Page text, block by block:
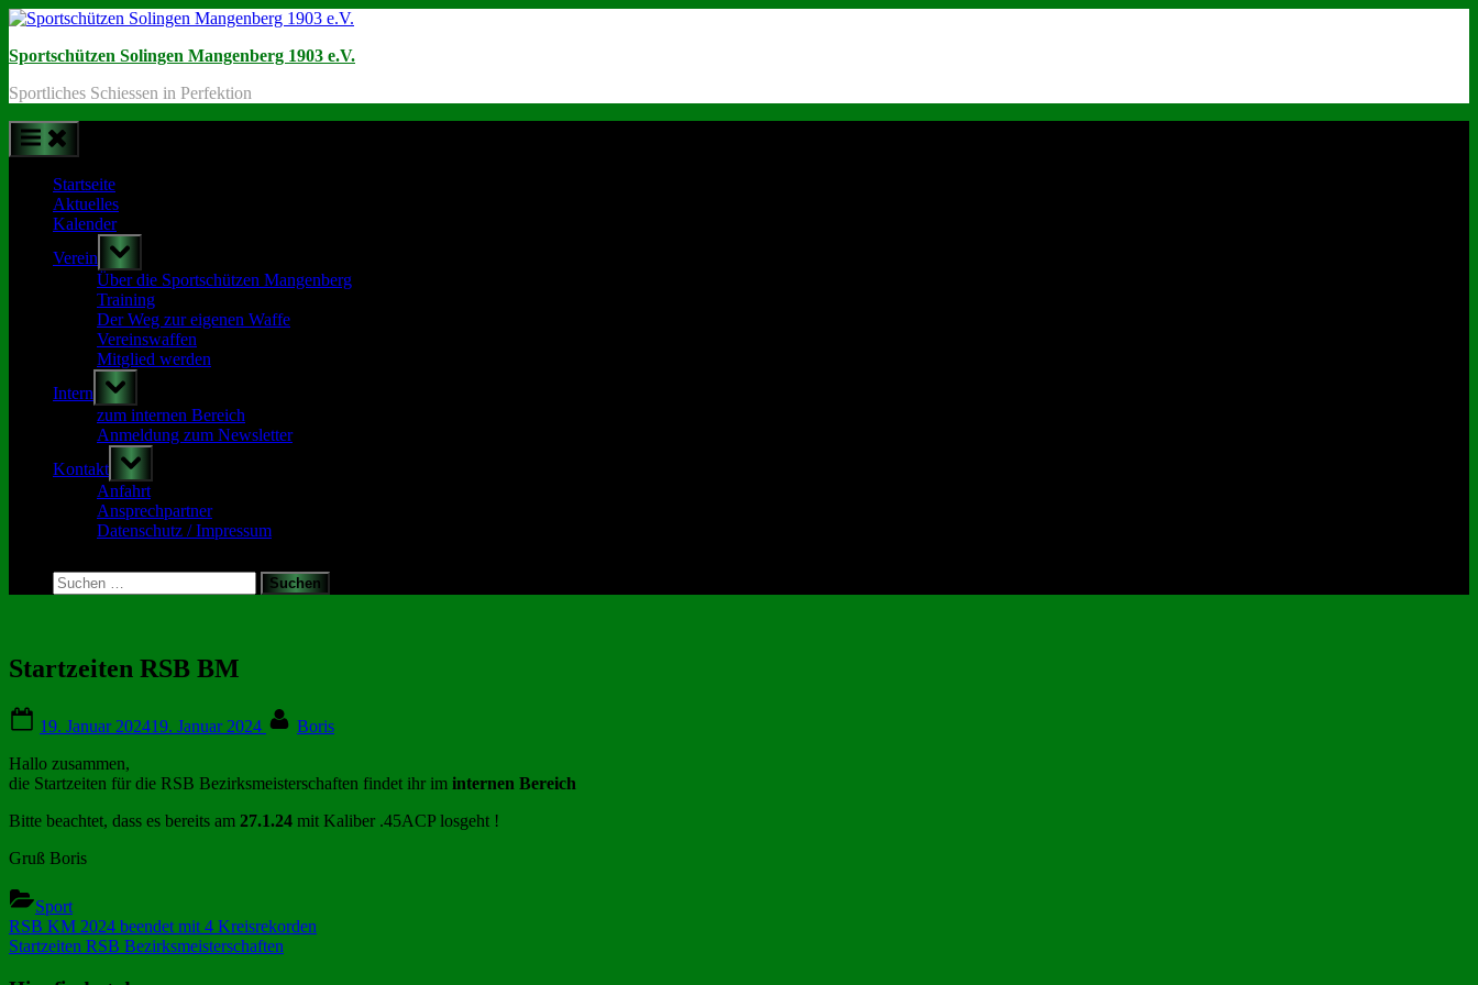
Skip
content
Sportschützen Solingen Mangenberg 1903 e.V.
Sportliches Schiessen in Perfektion
Startseite
Aktuelles
Kalender
Verein
Toggle
sub-
menu
Über die Sportschützen Mangenberg
Training
Der Weg zur eigenen Waffe
Vereinswaffen
Mitglied werden
Intern
Toggle
sub-
menu
zum internen Bereich
Anmeldung zum Newsletter
Kontakt
Toggle
sub-
menu
Anfahrt
Ansprechpartner
Datenschutz / Impressum
search
form
Suchen
nach:
Startzeiten RSB BM
on
19. Januar 202419. Januar 2024
Boris
Hallo zusammen,
die Startzeiten für die RSB Bezirksmeisterschaften findet ihr im internen Bereich
Bitte beachtet, dass es bereits am 27.1.24 mit Kaliber .45ACP losgeht !
Gruß Boris
Sport
Beitragsnavigation
Previous
Post:
RSB KM 2024 beendet mit 4 Kreisrekorden
Next
Startzeiten RSB Bezirksmeisterschaften